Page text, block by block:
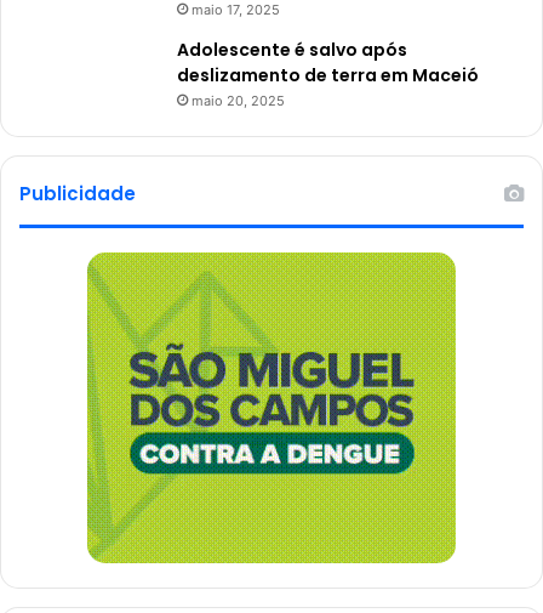
maio 17, 2025
Adolescente é salvo após
deslizamento de terra em Maceió
maio 20, 2025
Publicidade